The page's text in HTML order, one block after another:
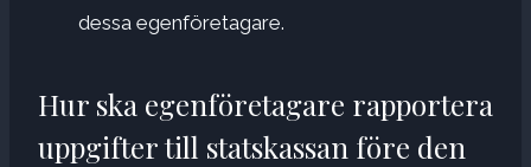
dessa egenföretagare.
Hur ska egenföretagare rapportera
uppgifter till statskassan före den